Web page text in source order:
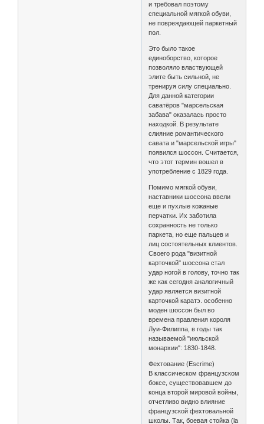
и требовал поэтому
специальной мягкой обуви,
не повреждающей паркетный
пол.
Это было такое
единоборство, которое
позволяло властвующей
элите быть сильной, не
тренируя силу специально.
Для данной категории
саватёров "марсельская
забава" оказалась просто
находкой. В результате
слияние романтического
савата и "марсельской игры"
появился шоссон. Считается,
что этот термин вошел в
употребление с 1829 года.
Помимо мягкой обуви,
наставники шоссона ввели
еще и пухлые кожаные
перчатки. Их заботила
сохранность не только
паркета, но еще пальцев и
лиц состоятельных клиентов.
Своего рода "визитной
карточкой" шоссона стал
удар ногой в голову, точно так
же как сегодня аналогичный
удар является визитной
карточкой каратэ. особенно
моден шоссон был во
времена правления короля
Луи-Филиппа, в годы так
называемой "июльской
монархии": 1830-1848.
Фехтование (Escrime)
В классическом французском
боксе, существовавшем до
конца второй мировой войны,
отчетливо видно влияние
французской фехтовальной
школы. Так, боевая стойка (la